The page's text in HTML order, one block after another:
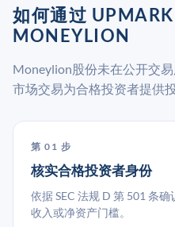
如何通过
MONEYLION
Moneylion股份未在公开交
市场交易为合格投资者提供
第 01 步
核实合格投资者身份
依据 SEC 法规 D 第 501 条
收入或净资产门槛。